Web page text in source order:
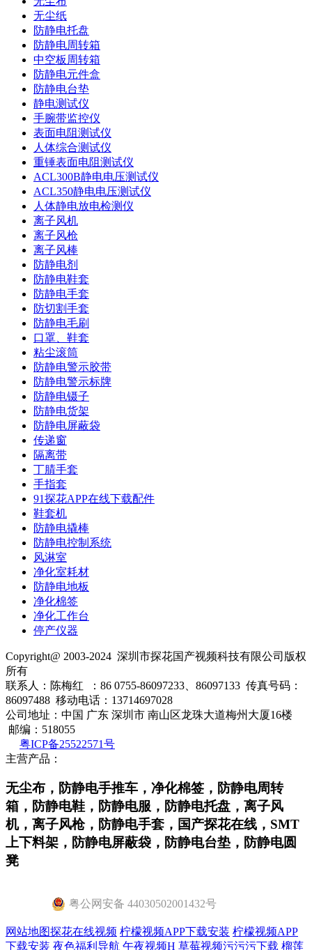
无尘纸
防静电托盘
防静电周转箱
中空板周转箱
防静电元件盒
防静电台垫
静电测试仪
手腕带监控仪
表面电阻测试仪
人体综合测试仪
重锤表面电阻测试仪
ACL300B静电电压测试仪
ACL350静电电压测试仪
人体静电放电检测仪
离子风机
离子风枪
离子风棒
防静电剂
防静电鞋套
防静电手套
防切割手套
防静电毛刷
口罩、鞋套
粘尘滚筒
防静电警示胶带
防静电警示标牌
防静电镊子
防静电货架
防静电屏蔽袋
传递窗
隔离带
丁腈手套
手指套
91探花APP在线下载配件
鞋套机
防静电撬棒
防静电控制系统
风淋室
净化室耗材
防静电地板
净化棉签
净化工作台
停产仪器
Copyright@ 2003-2024 深圳市探花国产视频科技有限公司 版权
所有
联系人：陈梅红 ：86 0755-86097233、86097133 传真号码：
86097488 移动电话：13714697028
公司地址：中国 广东 深圳市 南山区龙珠大道梅州大厦16楼
邮编：518055
粤ICP备25522571号
主营产品：
无尘布，防静电手推车，净化棉签，防静电周转
箱，防静电鞋，防静电服，防静电托盘，离子风
机，离子风枪，防静电手套，国产探花在线，SMT
上下料架，防静电屏蔽袋，防静电台垫，防静电圆
凳
粤公网安备 44030502001432号
网站地图探花在线视频 柠檬视频APP下载安装 柠檬视频APP
下载安装 夜色福利导航 午夜视频H 草莓视频污污污下载 榴莲